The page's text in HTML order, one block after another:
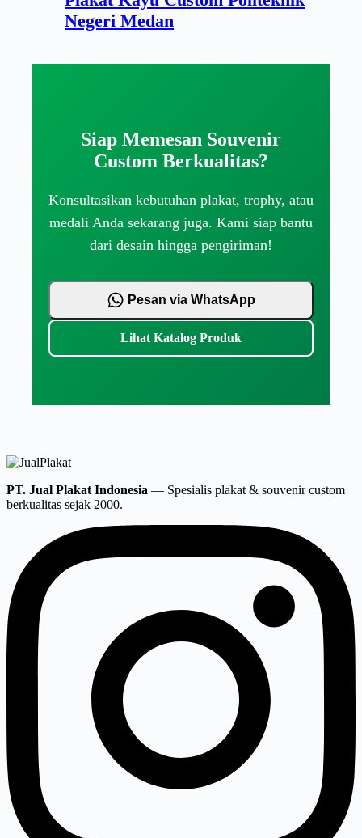
Negeri Medan
Siap Memesan Souvenir
Custom Berkualitas?
Konsultasikan kebutuhan plakat, trophy, atau
medali Anda sekarang juga. Kami siap bantu
dari desain hingga pengiriman!
Pesan via WhatsApp
Lihat Katalog Produk
PT. Jual Plakat Indonesia — Spesialis plakat & souvenir custom
berkualitas sejak 2000.